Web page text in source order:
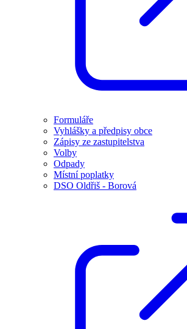
Formuláře
Vyhlášky a předpisy obce
Zápisy ze zastupitelstva
Volby
Odpady
Místní poplatky
DSO Oldřiš - Borová